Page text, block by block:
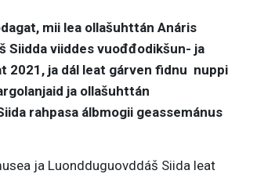
mii lea ollašuhttán Anáris
Siidda viiddes vuođđodikšun- ja
2021, ja dál leat gárven fidnu nuppi
ja ollašuhttán
rahpasa álbmogii geassemánus
ja Luondduguovddáš Siida leat